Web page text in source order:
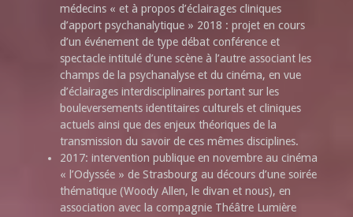
médecins « et à propos d’éclairages cliniques
d’apport psychanalytique » 2018 : projet en cours
d’un événement de type débat conférence et
spectacle intitulé d’une scène à l’autre associant les
champs de la psychanalyse et du cinéma, en vue
d’éclairages interdisciplinaires portant sur les
bouleversements identitaires culturels et cliniques
actuels ainsi que des enjeux théoriques de la
transmission du savoir de ces mêmes disciplines.
2017: intervention publique en novembre au cinéma
« l’Odyssée » de Strasbourg au décours d’une soirée
thématique (Woody Allen, le divan et nous), en
association avec la compagnie Théâtre Lumière